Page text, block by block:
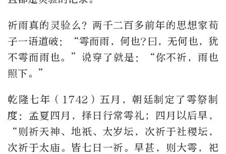
祈雨真的灵验么？两千二百多前年的思想家荀
子一语道破：“雩而雨，何也? 曰，无何也，犹
不雩而雨也。”说穿了就是：“你不祈，雨也
照下。”
乾隆七年（ 1742 ）五月，朝廷制定了雩祭制
度：孟夏四月，择日行常雩礼；四月以后旱，
“则祈天神、地祇、太岁坛，次祈于社稷坛，
次祈于太庙。皆七日一祈。旱甚，则大雩，祀